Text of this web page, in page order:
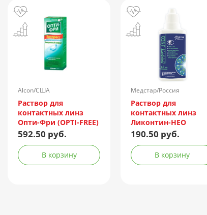
Alcon/США
Раствор для
контактных линз
Опти-Фри (OPTI-FREE)
Express 355мл +
контейнер
592.50 руб.
В корзину
Медстар/Россия
Раствор для
контактных линз
Ликонтин-НЕО
Мульти 60мл
190.50 руб.
В корзину